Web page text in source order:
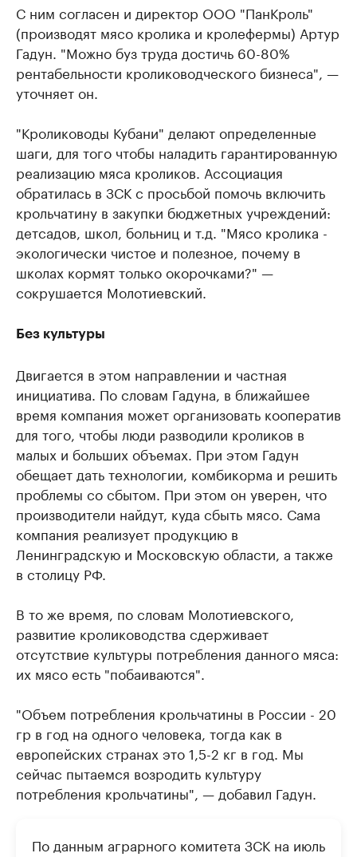
С ним согласен и директор ООО "ПанКроль"
(производят мясо кролика и кролефермы) Артур
Гадун. "Можно буз труда достичь 60-80%
рентабельности кролиководческого бизнеса", —
уточняет он.
"Кролиководы Кубани" делают определенные
шаги, для того чтобы наладить гарантированную
реализацию мяса кроликов. Ассоциация
обратилась в ЗСК с просьбой помочь включить
крольчатину в закупки бюджетных учреждений:
детсадов, школ, больниц и т.д. "Мясо кролика -
экологически чистое и полезное, почему в
школах кормят только окорочками?" —
сокрушается Молотиевский.
Без культуры
Двигается в этом направлении и частная
инициатива. По словам Гадуна, в ближайшее
время компания может организовать кооператив
для того, чтобы люди разводили кроликов в
малых и больших объемах. При этом Гадун
обещает дать технологии, комбикорма и решить
проблемы со сбытом. При этом он уверен, что
производители найдут, куда сбыть мясо. Сама
компания реализует продукцию в
Ленинградскую и Московскую области, а также
в столицу РФ.
В то же время, по словам Молотиевского,
развитие кролиководства сдерживает
отсутствие культуры потребления данного мяса:
их мясо есть "побаиваются".
"Объем потребления крольчатины в России - 20
гр в год на одного человека, тогда как в
европейских странах это 1,5-2 кг в год. Мы
сейчас пытаемся возродить культуру
потребления крольчатины", — добавил Гадун.
По данным аграрного комитета ЗСК на июль